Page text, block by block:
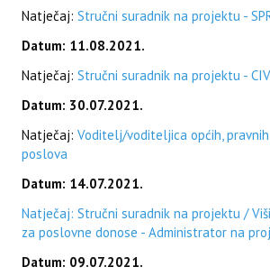
Natječaj: Stručni suradnik na projektu -
Datum: 11.08.2021.
Natječaj: Stručni suradnik na projektu - CIV
Datum: 30.07.2021.
Natječaj: Voditelj/voditeljica općih,
poslova
Datum: 14.07.2021.
Natječaj: Stručni suradnik na projektu /
za poslovne donose - Administrator na
Datum: 09.07.2021.